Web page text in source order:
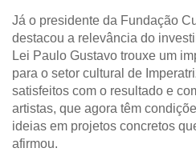
Já o presidente da Fundação
destacou a relevância do
Lei Paulo Gustavo trouxe um
para o setor cultural de
satisfeitos com o resultado e
artistas, que agora têm
ideias em projetos concretos
afirmou.